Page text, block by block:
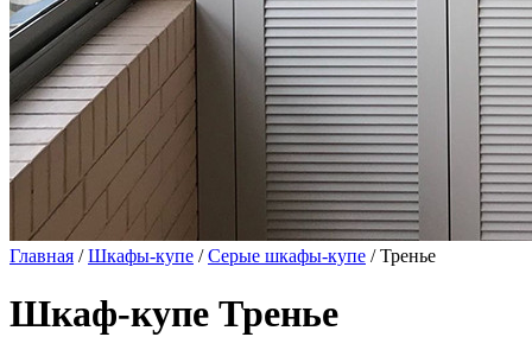
Главная /Шкафы-купе /Серые шкафы-купе / Тренье
Шкаф-купе Тренье